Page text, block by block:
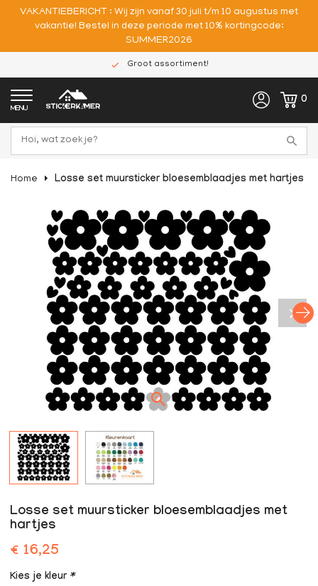
VAKANTIEBERICHT : Wij zijn vanaf 30 juli t/m 10 augustus met
vakantie! Bestel in deze periode met 10% kortingcode:
SUMMER2026
Groot assortiment!
MENU
0
Home Losse set muursticker bloesemblaadjes met hartjes
Losse set muursticker bloesemblaadjes met
hartjes
€ 16,25
Kies je kleur *